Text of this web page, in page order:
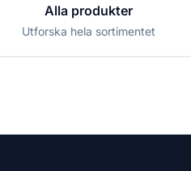
Alla produkter
Utforska hela sortimentet